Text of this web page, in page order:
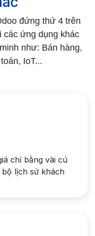
đứng thứ 4 trên
ứng dụng khác
như: Bán hàng,
IoT...
chỉ bằng vài cú
lịch sử khách